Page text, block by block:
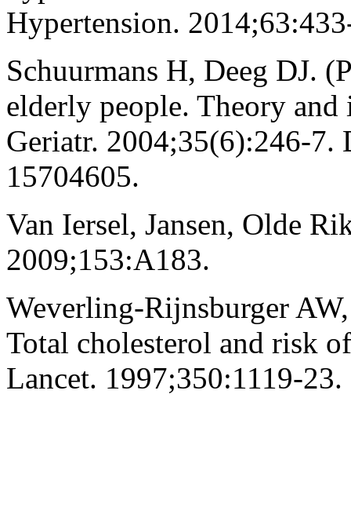
Hypertension.
Schuurmans H, Deeg DJ.
elderly people. Theory
Geriatr. 2004;35(6):246-
15704605.
Van Iersel, Jansen, Olde
2009;153:A183.
Weverling-Rijnsburger
Total cholesterol and risk
Lancet. 1997;350:1119-23.